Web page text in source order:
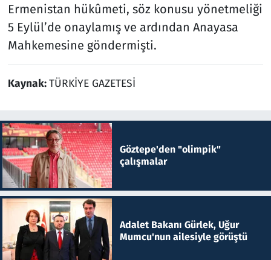
Ermenistan hükûmeti, söz konusu yönetmeliği
5 Eylül’de onaylamış ve ardından Anayasa
Mahkemesine göndermişti.
Kaynak:TÜRKİYE GAZETESİ
Göztepe'den "olimpik"
çalışmalar
Adalet Bakanı Gürlek, Uğur
Mumcu'nun ailesiyle görüştü